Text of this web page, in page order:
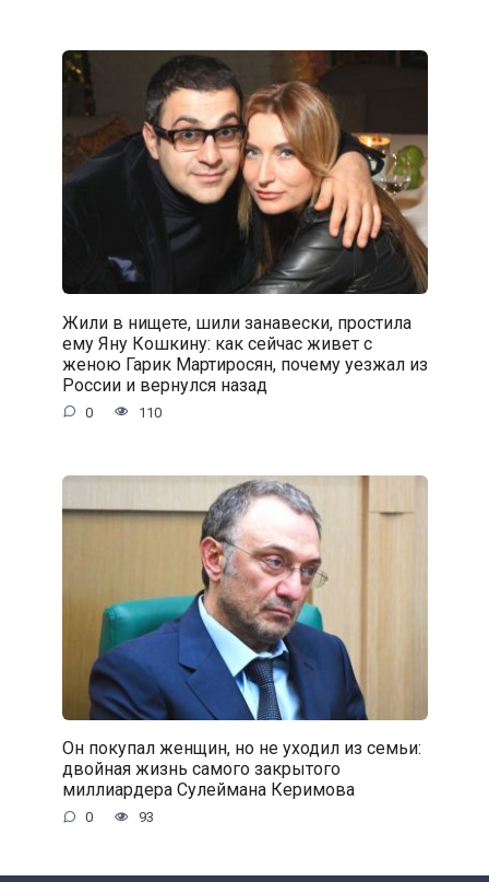
Жили в нищете, шили занавески, простила
ему Яну Кошкину: как сейчас живет с
женою Гарик Мартиросян, почему уезжал из
России и вернулся назад
0 110
Он покупал женщин, но не уходил из семьи:
двойная жизнь самого закрытого
миллиардера Сулеймана Керимова
0 93